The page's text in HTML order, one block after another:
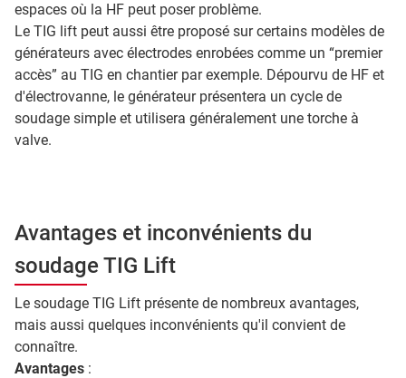
espaces où la HF peut poser problème.
Le TIG lift peut aussi être proposé sur certains modèles de
générateurs avec électrodes enrobées comme un “premier
accès” au TIG en chantier par exemple. Dépourvu de HF et
d'électrovanne, le générateur présentera un cycle de
soudage simple et utilisera généralement une torche à
valve.
Avantages et inconvénients du
soudage TIG Lift
Le soudage TIG Lift présente de nombreux avantages,
mais aussi quelques inconvénients qu'il convient de
connaître.
Avantages :